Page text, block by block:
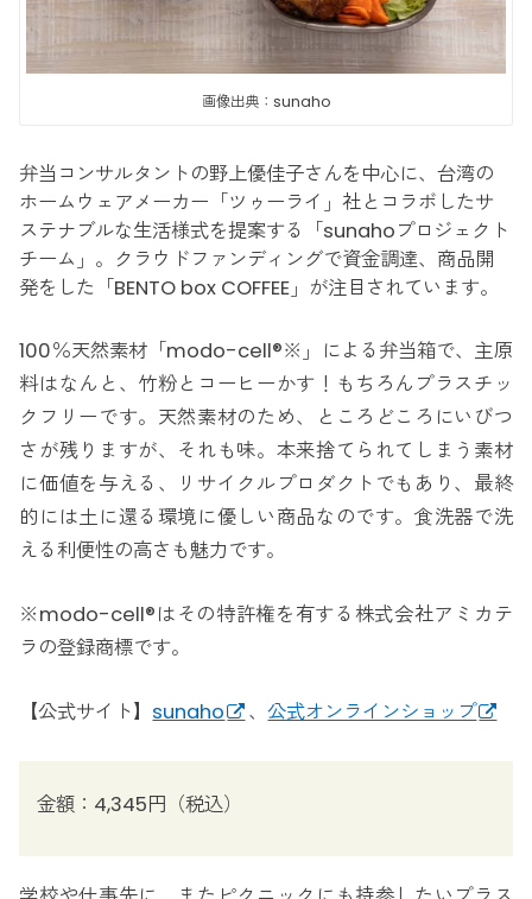
画像出典：sunaho
弁当コンサルタントの野上優佳子さんを中心に、台湾の
ホームウェアメーカー「ツゥーライ」社とコラボしたサ
ステナブルな生活様式を提案する「sunahoプロジェクト
チーム」。クラウドファンディングで資金調達、商品開
発をした「BENTO box COFFEE」が注目されています。
100％天然素材「modo-cell®️※」による弁当箱で、主原
料はなんと、竹粉とコーヒーかす！もちろんプラスチッ
クフリーです。天然素材のため、ところどころにいびつ
さが残りますが、それも味。本来捨てられてしまう素材
に価値を与える、リサイクルプロダクトでもあり、最終
的には土に還る環境に優しい商品なのです。食洗器で洗
える利便性の高さも魅力です。
※modo-cell®️はその特許権を有する株式会社アミカテ
ラの登録商標です。
【公式サイト】 sunaho 、公式オンラインショップ
金額：4,345円（税込）